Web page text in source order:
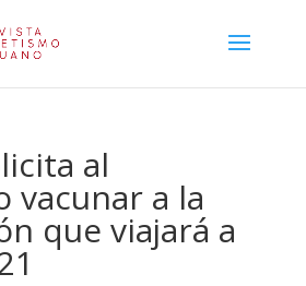
al
vacunar a la
que viajará a